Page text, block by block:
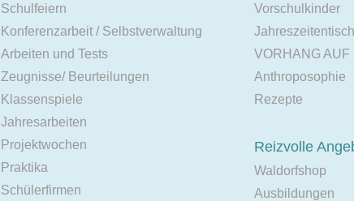
Schulfeiern
Konferenzarbeit / Selbstverwaltung
Arbeiten und Tests
Zeugnisse/ Beurteilungen
Klassenspiele
Jahresarbeiten
Projektwochen
Praktika
Schülerfirmen
Vorschulkinder
VORHANG AUF
Anthroposophie
Rezepte
Reizvolle
Waldorfshop
Ausbildungen